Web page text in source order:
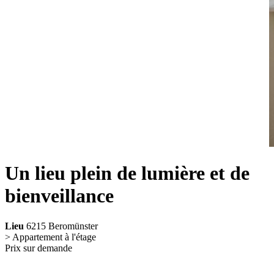
Un lieu plein de lumière et de
bienveillance
Lieu 6215 Beromünster
> Appartement à l'étage
Prix sur demande